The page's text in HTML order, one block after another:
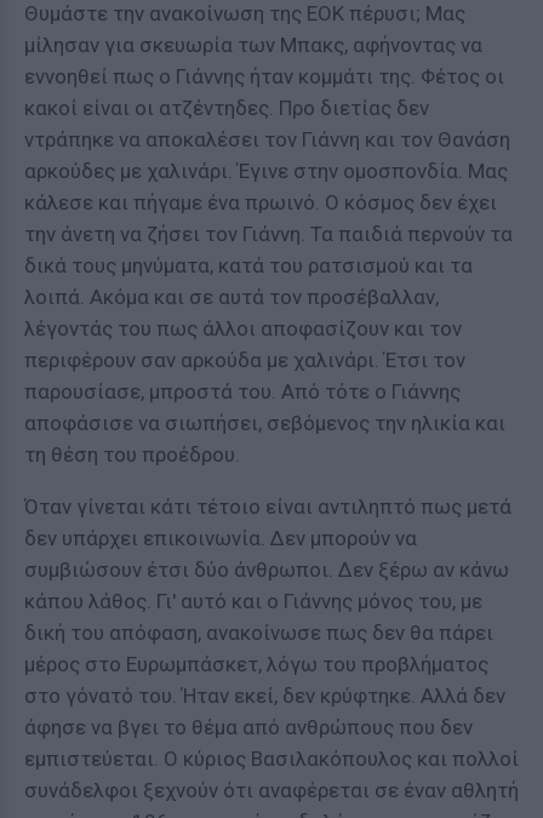
Θυμάστε την ανακοίνωση της ΕΟΚ πέρυσι; Μας
μίλησαν για σκευωρία των Μπακς, αφήνοντας να
εννοηθεί πως ο Γιάννης ήταν κομμάτι της. Φέτος οι
κακοί είναι οι ατζέντηδες. Προ διετίας δεν
ντράπηκε να αποκαλέσει τον Γιάννη και τον Θανάση
αρκούδες με χαλινάρι. Έγινε στην ομοσπονδία. Μας
κάλεσε και πήγαμε ένα πρωινό. Ο κόσμος δεν έχει
την άνετη να ζήσει τον Γιάννη. Τα παιδιά περνούν τα
δικά τους μηνύματα, κατά του ρατσισμού και τα
λοιπά. Ακόμα και σε αυτά τον προσέβαλλαν,
λέγοντάς του πως άλλοι αποφασίζουν και τον
περιφέρουν σαν αρκούδα με χαλινάρι. Έτσι τον
παρουσίασε, μπροστά του. Από τότε ο Γιάννης
αποφάσισε να σιωπήσει, σεβόμενος την ηλικία και
τη θέση του προέδρου.
Όταν γίνεται κάτι τέτοιο είναι αντιληπτό πως μετά
δεν υπάρχει επικοινωνία. Δεν μπορούν να
συμβιώσουν έτσι δύο άνθρωποι. Δεν ξέρω αν κάνω
κάπου λάθος. Γι' αυτό και ο Γιάννης μόνος του, με
δική του απόφαση, ανακοίνωσε πως δεν θα πάρει
μέρος στο Ευρωμπάσκετ, λόγω του προβλήματος
στο γόνατό του. Ήταν εκεί, δεν κρύφτηκε. Αλλά δεν
άφησε να βγει το θέμα από ανθρώπους που δεν
εμπιστεύεται. Ο κύριος Βασιλακόπουλος και πολλοί
συνάδελφοι ξεχνούν ότι αναφέρεται σε έναν αθλητή